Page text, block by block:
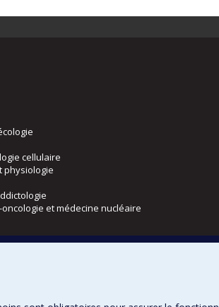
cellulaire
physiologie
et médecine nucléaire